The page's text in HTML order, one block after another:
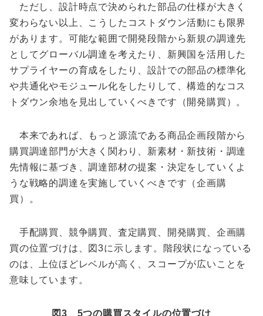
ただし、設計時点で決められた部品の仕様が大きく
変わらない以上、こうしたコストダウン活動にも限界
があります。可能な範囲で開発段階から新規の調達先
としてグローバル調達を考えたり、新興国を活用した
サプライヤーの育成をしたり、設計での部品の標準化
や共通化やモジュール化をしたりして、構造的なコス
トダウン余地を見出していくべきです（開発購買）。
本来であれば、もっと源流である商品企画段階から
購買調達部門が大きく関わり、新素材・新技術・調達
先情報に基づき、調達部材の提案・決定をしていくよ
うな戦略的調達を実施していくべきです（企画購
買）。
手配購買、競争購買、査定購買、開発購買、企画購
買の位置づけは、図3に示します。階段状になっている
のは、上位ほどレベルが高く、スコープが広いことを
意味しています。
図3 5つの購買スタイルの位置づけ